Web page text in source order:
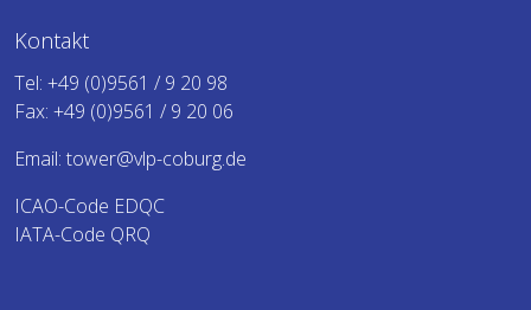
Kontakt
Tel: +49 (0)9561 / 9 20 98
Fax: +49 (0)9561 / 9 20 06
Email: tower@vlp-coburg.de
ICAO-Code EDQC
IATA-Code QRQ